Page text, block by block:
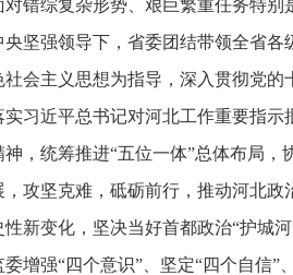
对错综复杂形势、艰巨繁重任务特别
坚强领导下，省委团结带领全省各
会主义思想为指导，深入贯彻党的
习近平总书记对河北工作重要指示
，统筹推进“五位一体”总体布局，
攻坚克难，砥砺前行，推动河北政
新变化，坚决当好首都政治“护城
增强“四个意识”、坚定“四个自信”